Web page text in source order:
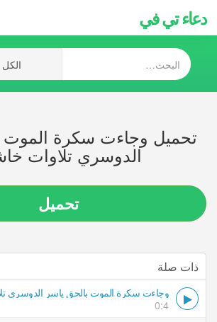
دعاء تي في
تحميل وجاءت سكرة الموت
الدوسري تلاوات
تحميل
ذات صلة
0:4